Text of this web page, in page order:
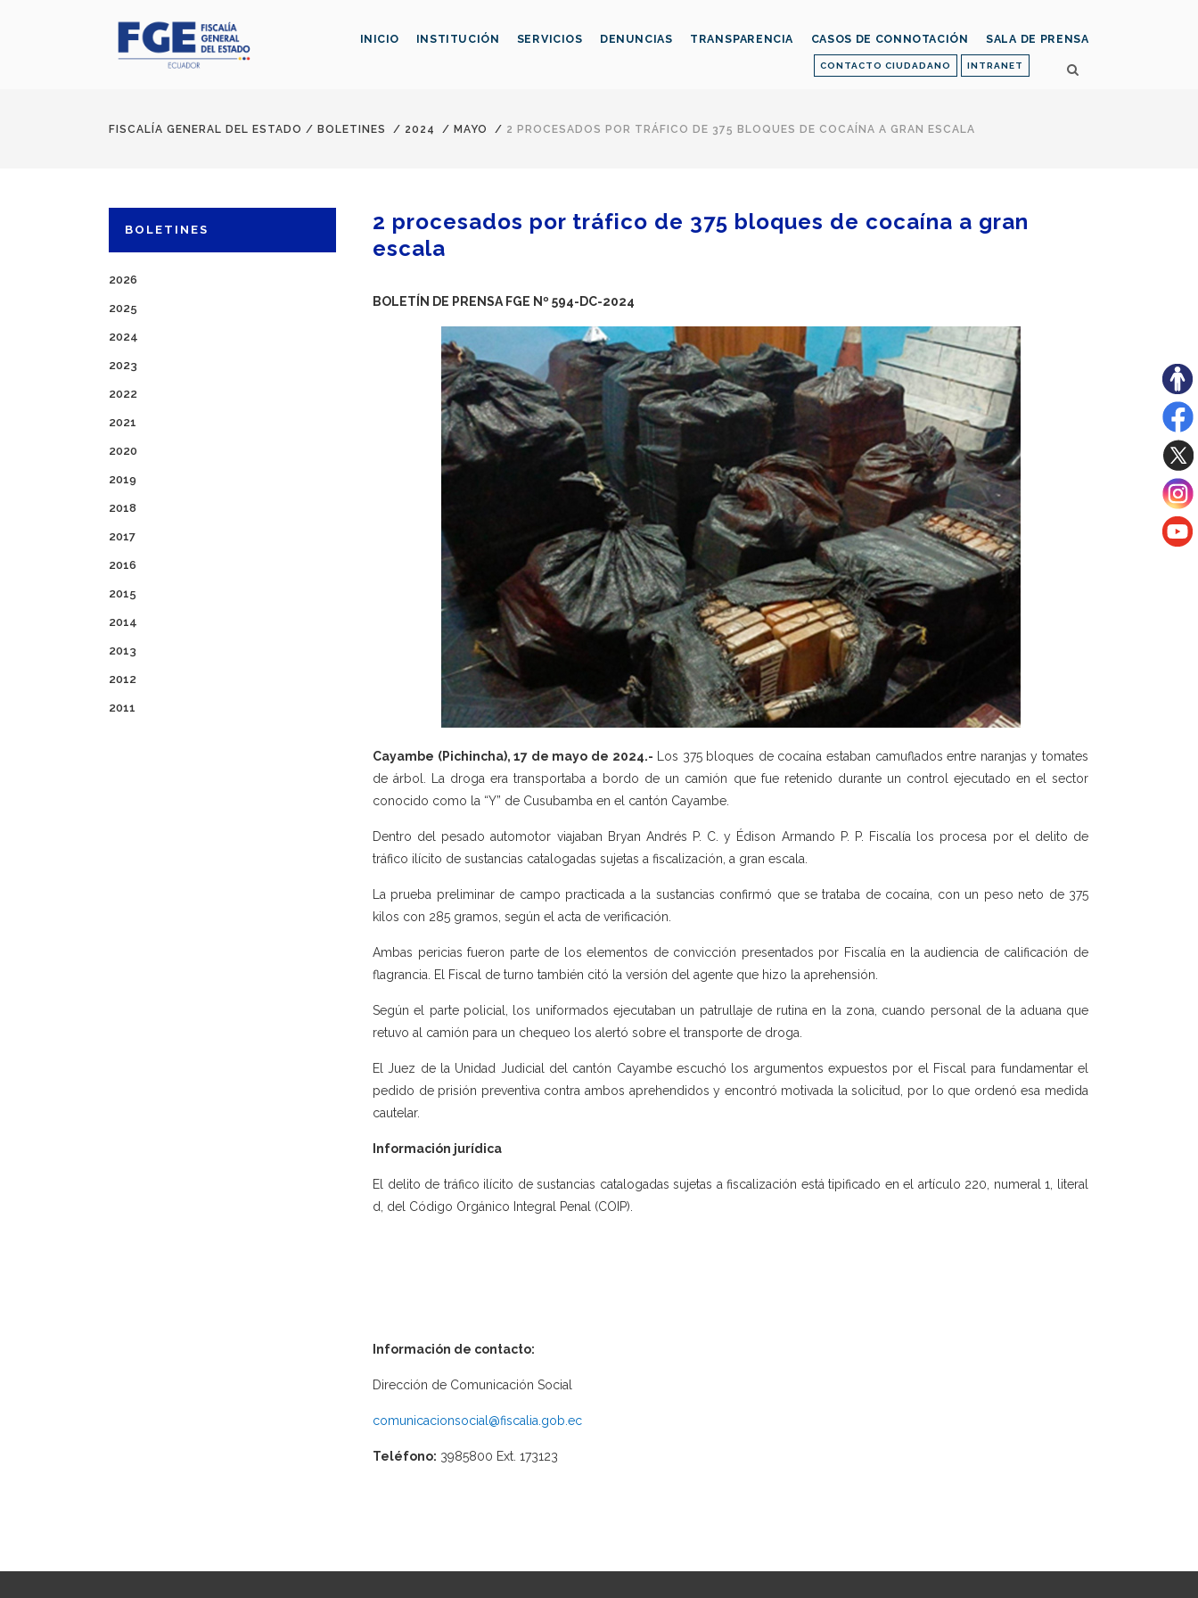
CONTACTO CIUDADANO INTRANET
INICIO INSTITUCIÓN SERVICIOS DENUNCIAS TRANSPARENCIA CASOS DE CONNOTACIÓN SALA DE PRENSA
FISCALÍA GENERAL DEL ESTADO / BOLETINES / 2024 / MAYO / 2 PROCESADOS POR TRÁFICO DE 375 BLOQUES DE COCAÍNA A GRAN ESCALA
BOLETINES
2026
2025
2024
2023
2022
2021
2020
2019
2018
2017
2016
2015
2014
2013
2012
2011
2 procesados por tráfico de 375 bloques de cocaína a gran
escala
BOLETÍN DE PRENSA FGE Nº 594-DC-2024
Cayambe (Pichincha), 17 de mayo de 2024.- Los 375 bloques de cocaína estaban camuflados entre naranjas y tomates
de árbol. La droga era transportaba a bordo de un camión que fue retenido durante un control ejecutado en el sector
conocido como la “Y” de Cusubamba en el cantón Cayambe.
Dentro del pesado automotor viajaban Bryan Andrés P. C. y Édison Armando P. P. Fiscalía los procesa por el delito de
tráfico ilícito de sustancias catalogadas sujetas a fiscalización, a gran escala.
La prueba preliminar de campo practicada a la sustancias confirmó que se trataba de cocaína, con un peso neto de 375
kilos con 285 gramos, según el acta de verificación.
Ambas pericias fueron parte de los elementos de convicción presentados por Fiscalía en la audiencia de calificación de
flagrancia. El Fiscal de turno también citó la versión del agente que hizo la aprehensión.
Según el parte policial, los uniformados ejecutaban un patrullaje de rutina en la zona, cuando personal de la aduana que
retuvo al camión para un chequeo los alertó sobre el transporte de droga.
El Juez de la Unidad Judicial del cantón Cayambe escuchó los argumentos expuestos por el Fiscal para fundamentar el
pedido de prisión preventiva contra ambos aprehendidos y encontró motivada la solicitud, por lo que ordenó esa medida
cautelar.
Información jurídica
El delito de tráfico ilícito de sustancias catalogadas sujetas a fiscalización está tipificado en el artículo 220, numeral 1, literal
d, del Código Orgánico Integral Penal (COIP).
Información de contacto:
Dirección de Comunicación Social
comunicacionsocial@fiscalia.gob.ec
Teléfono: 3985800 Ext. 173123